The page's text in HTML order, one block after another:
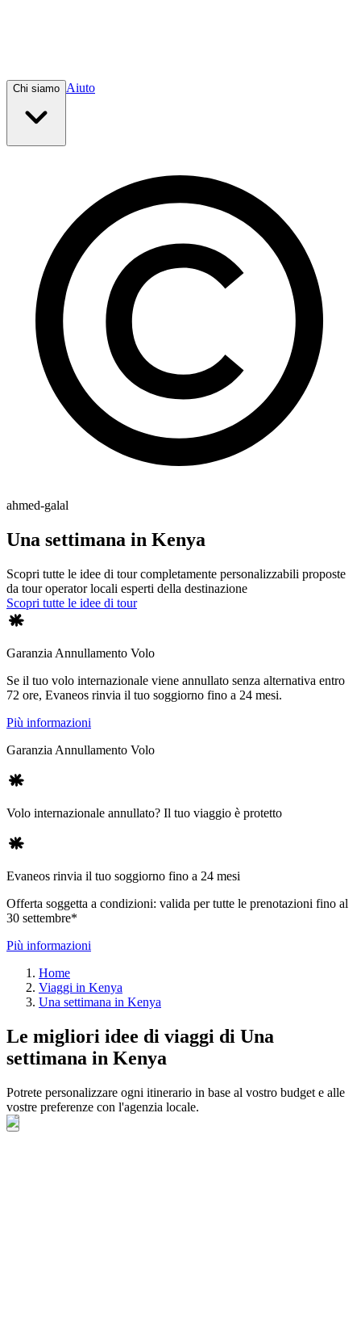
Chi siamo Aiuto
ahmed-galal
Una settimana in Kenya
Scopri tutte le idee di tour completamente personalizzabili proposte
da tour operator locali esperti della destinazione
Scopri tutte le idee di tour
Garanzia Annullamento Volo
Se il tuo volo internazionale viene annullato senza alternativa entro
72 ore, Evaneos rinvia il tuo soggiorno fino a 24 mesi.
Più informazioni
Garanzia Annullamento Volo
Volo internazionale annullato? Il tuo viaggio è protetto
Evaneos rinvia il tuo soggiorno fino a 24 mesi
Offerta soggetta a condizioni: valida per tutte le prenotazioni fino al
30 settembre*
Più informazioni
Home
Viaggi in Kenya
Una settimana in Kenya
Le migliori idee di viaggi di Una
settimana in Kenya
Potrete personalizzare ogni itinerario in base al vostro budget e alle
vostre preferenze con l'agenzia locale.